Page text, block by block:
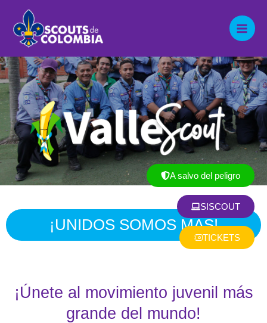
contenido
¡UNIDOS SOMOS MÁS!
¡Únete al movimiento juvenil más
grande del mundo!
A salvo del peligro
SISCOUT
TICKETS